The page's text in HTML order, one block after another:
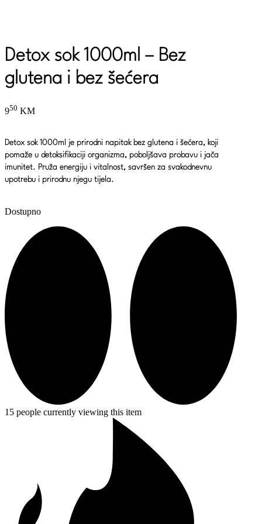
Detox sok 1000ml – Bez
glutena i bez šećera
950 KM
Detox sok 1000ml je prirodni napitak bez glutena i šećera, koji
pomaže u detoksifikaciji organizma, poboljšava probavu i jača
imunitet. Pruža energiju i vitalnost, savršen za svakodnevnu
upotrebu i prirodnu njegu tijela.
Dostupno
15 people currently viewing this item